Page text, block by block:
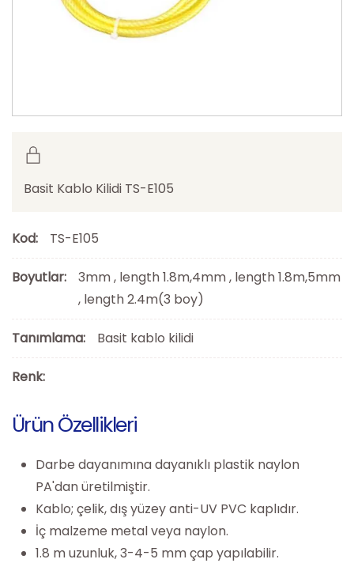
Basit Kablo Kilidi TS-E105
Kod: TS-E105
Boyutlar:
3mm , length 1.8m,4mm , length 1.8m,5mm
, length 2.4m(3 boy)
Tanımlama: Basit kablo kilidi
Renk:
Ürün Özellikleri
Darbe dayanımına dayanıklı plastik naylon
PA'dan üretilmiştir.
Kablo; çelik, dış yüzey anti-UV PVC kaplıdır.
İç malzeme metal veya naylon.
1.8 m uzunluk, 3-4-5 mm çap yapılabilir.